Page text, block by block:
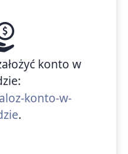
konto w
konto-w-
.